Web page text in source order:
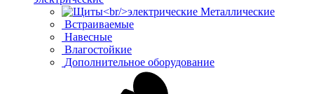
Металлические
Встраиваемые
Навесные
Влагостойкие
Дополнительное оборудование